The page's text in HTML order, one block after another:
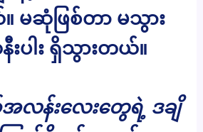
မဆုံဖြစ်တာ မသွား
းပါး ရှိသွားတယ်။
အလန်းလေးတွေရဲ့ ဒချိ